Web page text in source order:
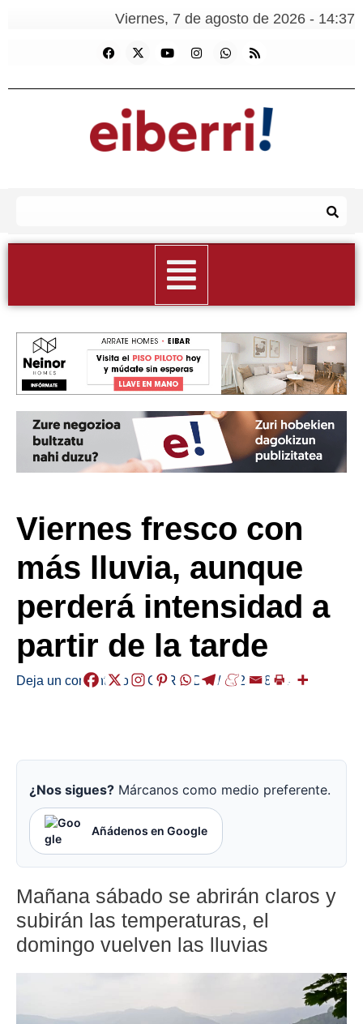
Viernes, 7 de agosto de 2026 - 14:37
Viernes fresco con
más lluvia, aunque
perderá intensidad a
partir de la tarde
Deja un comentario /EGURALDIA/ 2023-08-04
¿Nos sigues? Márcanos como medio preferente.
Añádenos en Google
Mañana sábado se abrirán claros y
subirán las temperaturas, el
domingo vuelven las lluvias